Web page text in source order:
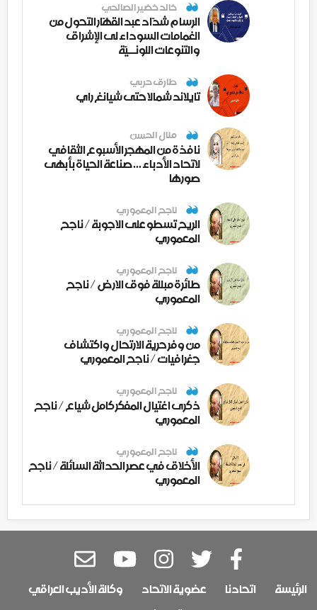
خالد خضير الصالحي
الرسام شدّاد عبد القهّار التحول من
الغمامات السوداء لى الإشراق
والتنوعات اللونــيّة
طارق حربي
تايلاند شمالا حتى شيانغ راي
منال الحسن
نافذة من المهجر الأسبوع الثقافي
لاتحاد الأدباء ... صناعة الحياة بأبهى
صورها
ناجح المعموري
الريح تسطو على الاجوبة / ناجح
المعموري
ناجح المعموري
طائرة مبللة فوق الارض / ناجح
المعموري
ناجح المعموري
من وفر حرية الارتحال واكتشاف
جغرافيات / ناجح المعموري
ناجح المعموري
ذكرى اغتيال المفكر كامل شياع / ناجح
المعموري
ناجح المعموري
الأخلاق في عصر الحداثة السائلة / ناجح
المعموري
الرئيسة اتحادنا عضوية الاتحاد
وكالة الأديب العراقي